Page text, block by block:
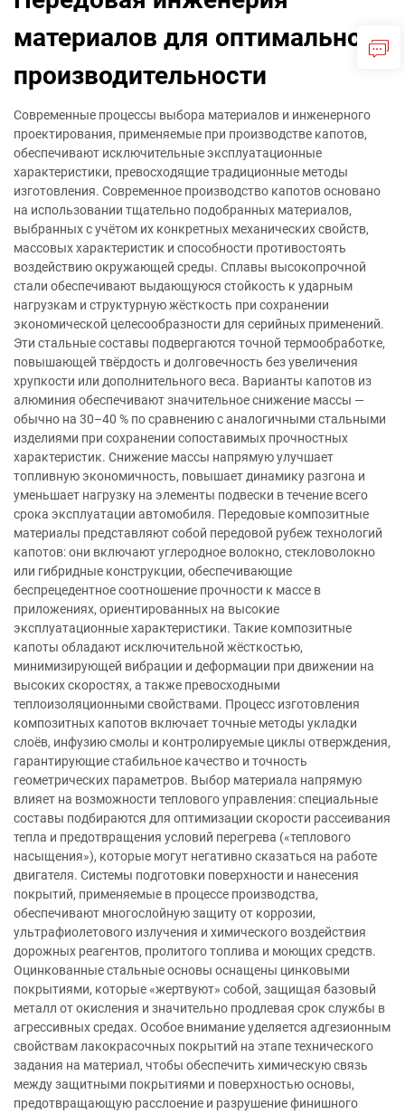
материалов для оптимальной
производительности
Современные процессы выбора материалов и инженерного
проектирования, применяемые при производстве капотов,
обеспечивают исключительные эксплуатационные
характеристики, превосходящие традиционные методы
изготовления. Современное производство капотов основано
на использовании тщательно подобранных материалов,
выбранных с учётом их конкретных механических свойств,
массовых характеристик и способности противостоять
воздействию окружающей среды. Сплавы высокопрочной
стали обеспечивают выдающуюся стойкость к ударным
нагрузкам и структурную жёсткость при сохранении
экономической целесообразности для серийных применений.
Эти стальные составы подвергаются точной термообработке,
повышающей твёрдость и долговечность без увеличения
хрупкости или дополнительного веса. Варианты капотов из
алюминия обеспечивают значительное снижение массы —
обычно на 30–40 % по сравнению с аналогичными стальными
изделиями при сохранении сопоставимых прочностных
характеристик. Снижение массы напрямую улучшает
топливную экономичность, повышает динамику разгона и
уменьшает нагрузку на элементы подвески в течение всего
срока эксплуатации автомобиля. Передовые композитные
материалы представляют собой передовой рубеж технологий
капотов: они включают углеродное волокно, стекловолокно
или гибридные конструкции, обеспечивающие
беспрецедентное соотношение прочности к массе в
приложениях, ориентированных на высокие
эксплуатационные характеристики. Такие композитные
капоты обладают исключительной жёсткостью,
минимизирующей вибрации и деформации при движении на
высоких скоростях, а также превосходными
теплоизоляционными свойствами. Процесс изготовления
композитных капотов включает точные методы укладки
слоёв, инфузию смолы и контролируемые циклы отверждения,
гарантирующие стабильное качество и точность
геометрических параметров. Выбор материала напрямую
влияет на возможности теплового управления: специальные
составы подбираются для оптимизации скорости рассеивания
тепла и предотвращения условий перегрева («теплового
насыщения»), которые могут негативно сказаться на работе
двигателя. Системы подготовки поверхности и нанесения
покрытий, применяемые в процессе производства,
обеспечивают многослойную защиту от коррозии,
ультрафиолетового излучения и химического воздействия
дорожных реагентов, пролитого топлива и моющих средств.
Оцинкованные стальные основы оснащены цинковыми
покрытиями, которые «жертвуют» собой, защищая базовый
металл от окисления и значительно продлевая срок службы в
агрессивных средах. Особое внимание уделяется адгезионным
свойствам лакокрасочных покрытий на этапе технического
задания на материал, чтобы обеспечить химическую связь
между защитными покрытиями и поверхностью основы,
предотвращающую расслоение и разрушение финишного